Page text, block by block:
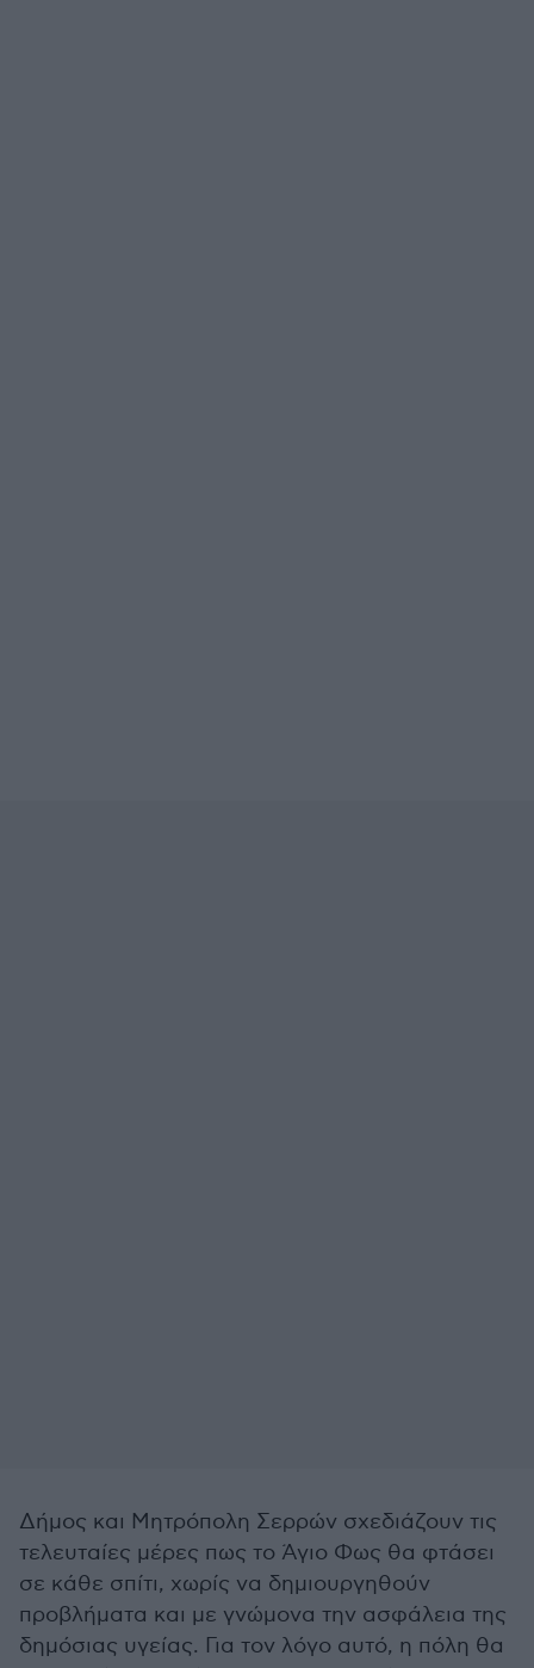
Δήμος και Μητρόπολη Σερρών σχεδιάζουν τις
τελευταίες μέρες πως το Άγιο Φως θα φτάσει
σε κάθε σπίτι, χωρίς να δημιουργηθούν
προβλήματα και με γνώμονα την ασφάλεια της
δημόσιας υγείας. Για τον λόγο αυτό, η πόλη θα